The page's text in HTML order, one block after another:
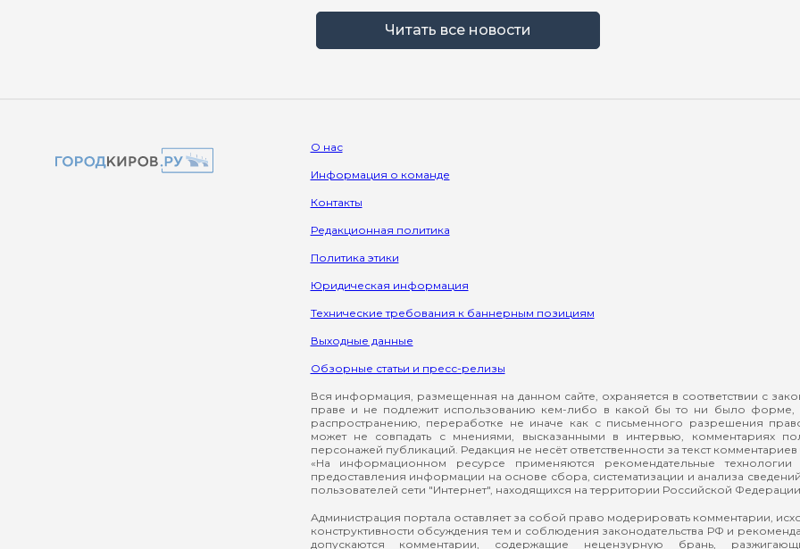
Читать все новости
О нас
Информация о команде
Контакты
Редакционная политика
Политика этики
Юридическая информация
Технические требования к баннерным позициям
Выходные данные
Обзорные статьи и пресс-релизы
Вся информация, размещенная на данном сайте, охраняется в соответствии с
праве и не подлежит использованию кем-либо в какой бы то ни было форме,
распространению, переработке не иначе как с письменного разрешения
может не совпадать с мнениями, высказанными в интервью, комментариях
персонажей публикаций. Редакция не несёт ответственности за текст комментариев
«На информационном ресурсе применяются рекомендательные технологии
предоставления информации на основе сбора, систематизации и анализа
пользователей сети "Интернет", находящихся на территории Российской
Администрация портала оставляет за собой право модерировать комментарии,
конструктивности обсуждения тем и соблюдения законодательства РФ и
допускаются комментарии, содержащие нецензурную брань,